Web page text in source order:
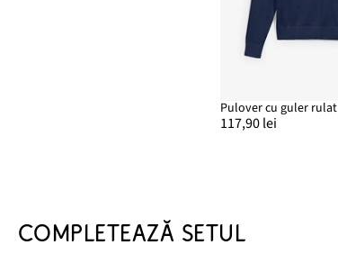
Pulover cu guler rulat
117,90 lei
COMPLETEAZĂ SETUL